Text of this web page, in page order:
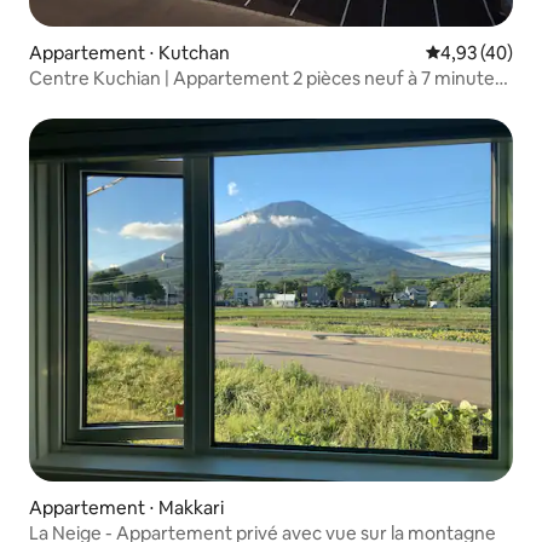
Appartement ⋅ Kutchan Évaluation
4,93 (40)
Centre Kuchian | Appartement 2 pièces neuf à 7 minutes
pièces neuf.
Appartement ⋅ Makkari
La Neige - Appartement privé avec vue sur la montagne